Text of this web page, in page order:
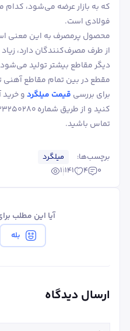
که به بازار عرضه می‌شود،
فولادی است.
محصول پرمصرف به این معنی
از طرف مصرف‌کنندگان دارد،
دیگر مقاطع بیشتر تولید
مقطع در بین تمام مقاطع آهنی
برای بررسی قیمت میلگردو
تماس باشید.
برچسب‌ها:
میلگرد
0
4
11141
آیا این مطلب
بله
ارسال دیدگاه